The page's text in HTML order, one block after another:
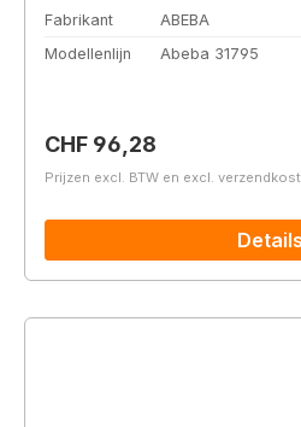
Fabrikant
ABEBA
Modellenlijn
Abeba 31795
Normale prijs:
CHF 96,28
Prijzen excl. BTW en excl.
Details